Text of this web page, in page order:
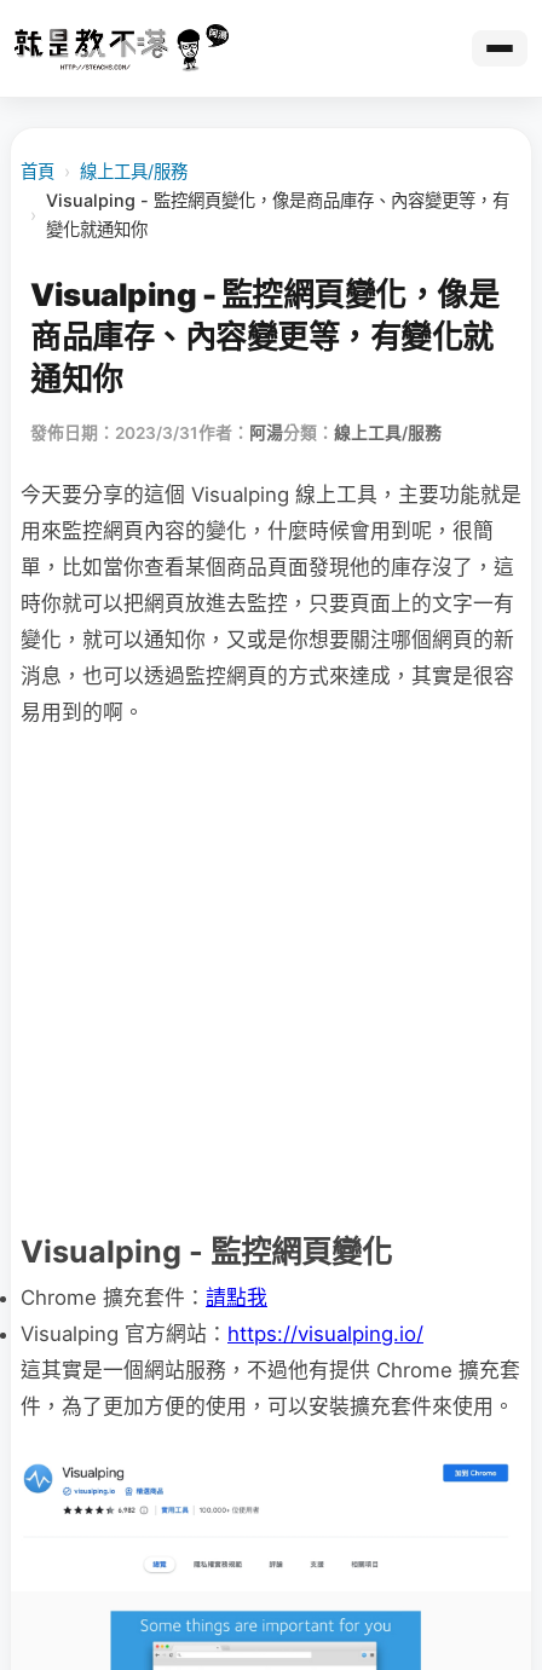
首頁 › 線上工具/服務
›
Visualping - 監控網頁變化，像是商品庫存、內容變更等，有
變化就通知你
Visualping - 監控網頁變化，像是
商品庫存、內容變更等，有變化就
通知你
發佈日期：2023/3/31作者： 阿湯分類： 線上工具/服務
今天要分享的這個 Visualping 線上工具，主要功能就是
用來監控網頁內容的變化，什麼時候會用到呢，很簡
單，比如當你查看某個商品頁面發現他的庫存沒了，這
時你就可以把網頁放進去監控，只要頁面上的文字一有
變化，就可以通知你，又或是你想要關注哪個網頁的新
消息，也可以透過監控網頁的方式來達成，其實是很容
易用到的啊。
Visualping - 監控網頁變化
Chrome 擴充套件： 請點我
Visualping 官方網站： https://visualping.io/
這其實是一個網站服務，不過他有提供 Chrome 擴充套
件，為了更加方便的使用，可以安裝擴充套件來使用。